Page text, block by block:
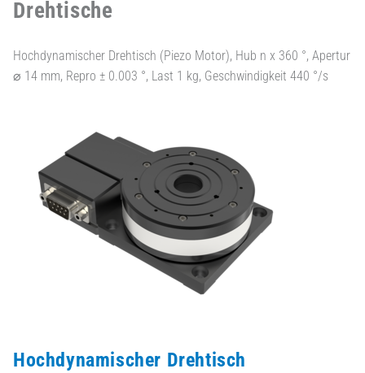
Drehtische
Hochdynamischer Drehtisch (Piezo Motor), Hub n x 360 °, Apertur
⌀ 14 mm, Repro ± 0.003 °, Last 1 kg, Geschwindigkeit 440 °/s
Hochdynamischer Drehtisch